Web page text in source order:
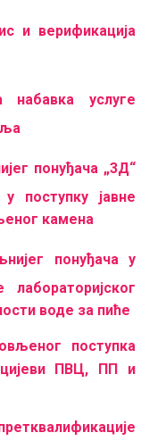
и верификација
набавка услуге
понуђача „3Д“
поступку јавне
камена
понуђача у
воде за пиће
поступка
цијеви ПВЦ, ПП и